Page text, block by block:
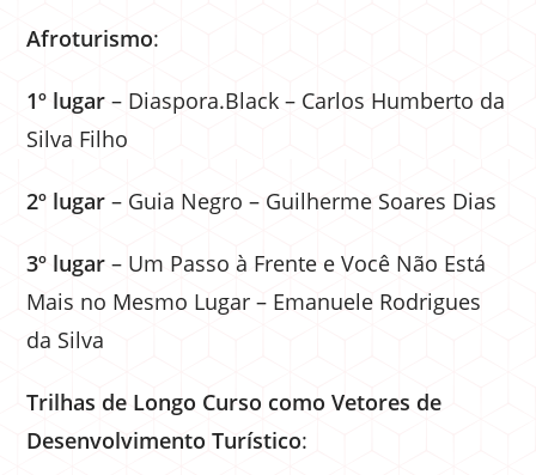
Afroturismo:
1º lugar – Diaspora.Black – Carlos Humberto da
Silva Filho
2º lugar – Guia Negro – Guilherme Soares Dias
3º lugar – Um Passo à Frente e Você Não Está
Mais no Mesmo Lugar – Emanuele Rodrigues
da Silva
Trilhas de Longo Curso como Vetores de
Desenvolvimento Turístico: